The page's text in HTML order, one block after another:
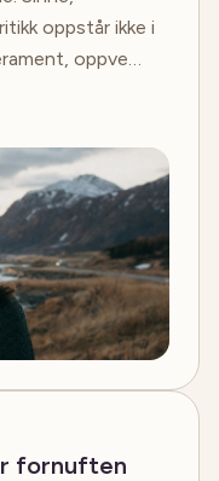
oppstår ikke i
oppve…
fornuften